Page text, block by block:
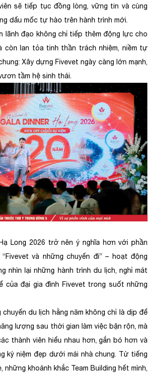
sẽ tiếp tục đồng lòng, vững tin và cùng
dấu mốc tự hào trên hành trình mới.
lãnh đạo không chỉ tiếp thêm động lực cho
còn lan tỏa tinh thần trách nhiệm, niềm tự
Xây dựng Fivevet ngày càng lớn mạnh,
tầm hệ sinh thái.
Long 2026 trở nên ý nghĩa hơn với phần
và những chuyến đi” – hoạt động
nhìn lại những hành trình du lịch, nghỉ mát
của đại gia đình Fivevet trong suốt những
chuyến du lịch hằng năm không chỉ là dịp để
lượng sau thời gian làm việc bận rộn, mà
thành viên hiểu nhau hơn, gắn bó hơn và
kỷ niệm đẹp dưới mái nhà chung. Từ tiếng
những khoảnh khắc Team Building hết mình,